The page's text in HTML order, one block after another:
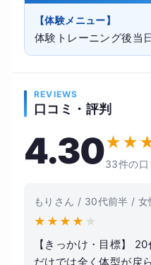
【体験メニュー】
体験トレーニング後当
REVIEWS
口コミ・評判
4.30★★
33件の口
もりさん / 30代前半 /
★ ★ ★ ★ ★
【きっかけ・目標】
だけでは全く体型が戻